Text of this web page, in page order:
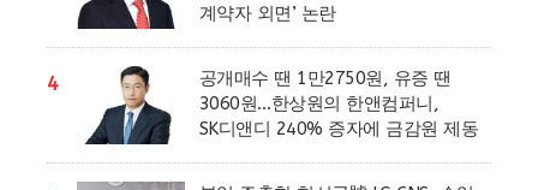
계약자 외면’ 논란
4
공개매수 땐 1만2750원, 유증 땐
3060원…한상원의 한앤컴퍼니,
SK디앤디 240% 증자에 금감원 제동